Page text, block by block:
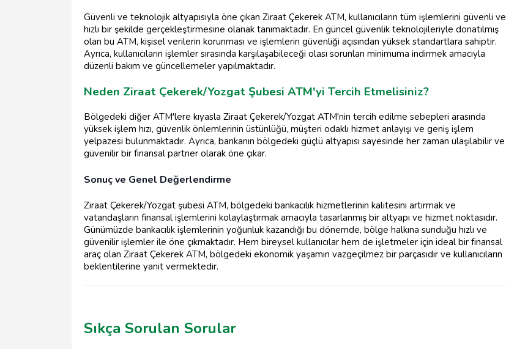
Güvenli ve teknolojik altyapısıyla öne çıkan Ziraat Çekerek ATM, kullanıcıların tüm işlemlerini güvenli ve
hızlı bir şekilde gerçekleştirmesine olanak tanımaktadır. En güncel güvenlik teknolojileriyle donatılmış
olan bu ATM, kişisel verilerin korunması ve işlemlerin güvenliği açısından yüksek standartlara sahiptir.
Ayrıca, kullanıcıların işlemler sırasında karşılaşabileceği olası sorunları minimuma indirmek amacıyla
düzenli bakım ve güncellemeler yapılmaktadır.
Neden Ziraat Çekerek/Yozgat Şubesi ATM'yi Tercih Etmelisiniz?
Bölgedeki diğer ATM'lere kıyasla Ziraat Çekerek/Yozgat ATM'nin tercih edilme sebepleri arasında
yüksek işlem hızı, güvenlik önlemlerinin üstünlüğü, müşteri odaklı hizmet anlayışı ve geniş işlem
yelpazesi bulunmaktadır. Ayrıca, bankanın bölgedeki güçlü altyapısı sayesinde her zaman ulaşılabilir ve
güvenilir bir finansal partner olarak öne çıkar.
Sonuç ve Genel Değerlendirme
Ziraat Çekerek/Yozgat şubesi ATM, bölgedeki bankacılık hizmetlerinin kalitesini artırmak ve
vatandaşların finansal işlemlerini kolaylaştırmak amacıyla tasarlanmış bir altyapı ve hizmet noktasıdır.
Günümüzde bankacılık işlemlerinin yoğunluk kazandığı bu dönemde, bölge halkına sunduğu hızlı ve
güvenilir işlemler ile öne çıkmaktadır. Hem bireysel kullanıcılar hem de işletmeler için ideal bir finansal
araç olan Ziraat Çekerek ATM, bölgedeki ekonomik yaşamın vazgeçilmez bir parçasıdır ve kullanıcıların
beklentilerine yanıt vermektedir.
Sıkça Sorulan Sorular